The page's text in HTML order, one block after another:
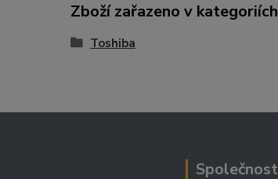
Zboží zařazeno v kategoriích
Toshiba
Společnost